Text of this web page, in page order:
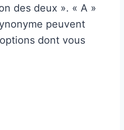
des deux ». « A »
peuvent
dont vous